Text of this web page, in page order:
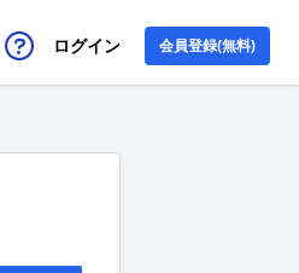
ログイン 会員登録(無料)